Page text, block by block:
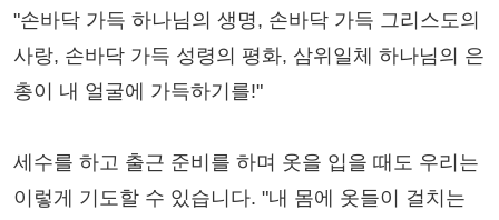
"손바닥 가득 하나님의 생명, 손바닥 가득 그리스도의
사랑, 손바닥 가득 성령의 평화, 삼위일체 하나님의 은
총이 내 얼굴에 가득하기를!"
세수를 하고 출근 준비를 하며 옷을 입을 때도 우리는
이렇게 기도할 수 있습니다. "내 몸에 옷들이 걸치는